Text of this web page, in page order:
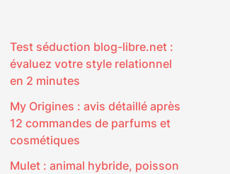
Test séduction blog-libre.net :
évaluez votre style relationnel
en 2 minutes
My Origines : avis détaillé après
12 commandes de parfums et
cosmétiques
Mulet : animal hybride, poisson